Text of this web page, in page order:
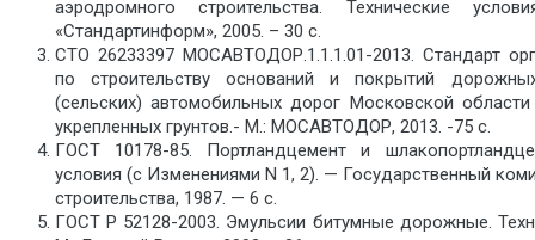
аэродромного строительства. Технические
«Стандартинформ», 2005. – 30 с.
СТО 26233397 МОСАВТОДОР.1.1.1.01-2013. Стандарт
по строительству оснований и покрытий
(сельских) автомобильных дорог Московской
укрепленных грунтов.- М.: МОСАВТОДОР, 2013. -75 с.
ГОСТ 10178-85. Портландцемент и
условия (с Изменениями N 1, 2). — Государственный
строительства, 1987. — 6 с.
ГОСТ Р 52128-2003. Эмульсии битумные дорожные.